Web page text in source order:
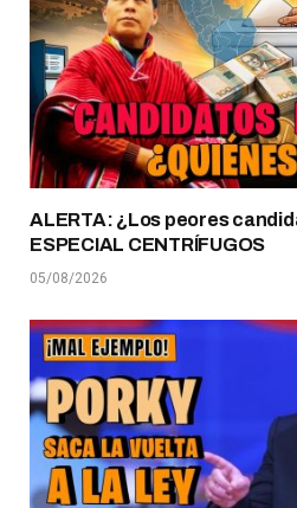
ALERTA: ¿Los peores
ESPECIAL CENTRÍFUGOS
05/08/2026